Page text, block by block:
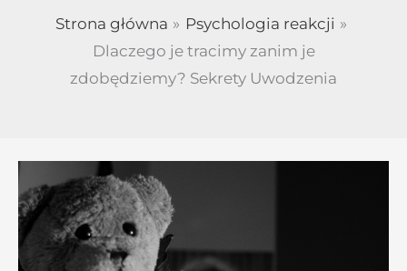
Strona główna
Psychologia reakcji
Dlaczego je tracimy zanim je
zdobędziemy? Sekrety Uwodzenia